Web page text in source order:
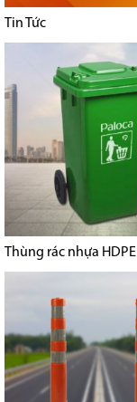
Tin Tức
Thùng rác nhựa HDPE